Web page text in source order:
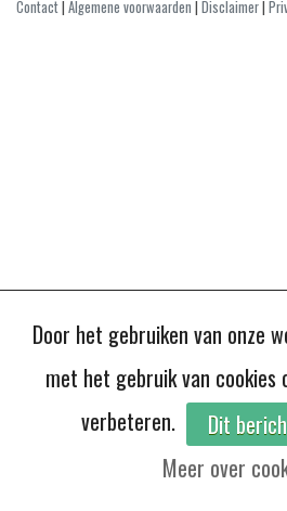
Contact| Algemene voorwaarden | Disclaimer|
Door het gebruiken van onze
met het gebruik van cookies
verbeteren.
Dit
Meer over